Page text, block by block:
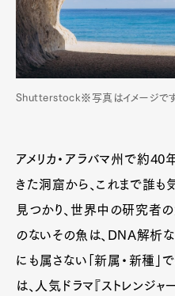
Shutterstock※写真はイメージです
アメリカ・アラバマ州で約
きた洞窟から、これまで誰
見つかり、世界中の研究者
のないその魚は、DNA解析
にも属さない「新属・新種」
は、人気ドラマ『ストレンジ